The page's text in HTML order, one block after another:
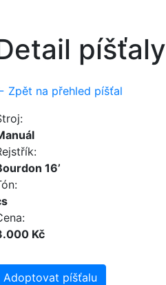
píšťaly
Zpět na přehled píšťal
16’
Kč
Adoptovat píšťalu